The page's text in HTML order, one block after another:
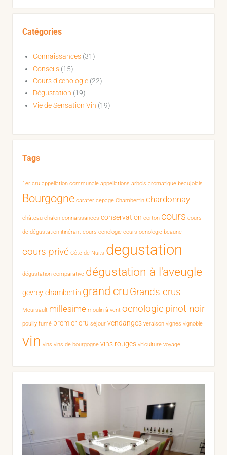
Catégories
Connaissances(31)
Conseils(15)
Cours d’œnologie(22)
Dégustation (19)
Vie de Sensation Vin (19)
Tags
1er cru appellation communale appellations arbois aromatique beaujolais
Bourgogne carafer cepage Chambertin chardonnay
château chalon connaissances conservation corton cours cours
de dégustation itinérant cours oenologie cours oenologie beaune
cours privé Côte de Nuits degustation
dégustation comparative dégustation à l'aveugle
gevrey-chambertin grand cru Grands crus
Meursault millesime moulin à vent oenologie pinot noir
pouilly fumé premier cru séjour vendanges veraison vignes vignoble
vin vins vins de bourgogne vins rouges viticulture voyage